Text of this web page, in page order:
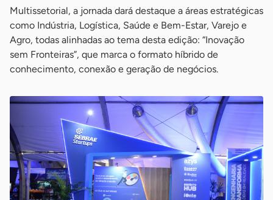
Multissetorial, a jornada dará destaque a áreas estratégicas
como Indústria, Logística, Saúde e Bem-Estar, Varejo e
Agro, todas alinhadas ao tema desta edição: “Inovação
sem Fronteiras”, que marca o formato híbrido de
conhecimento, conexão e geração de negócios.